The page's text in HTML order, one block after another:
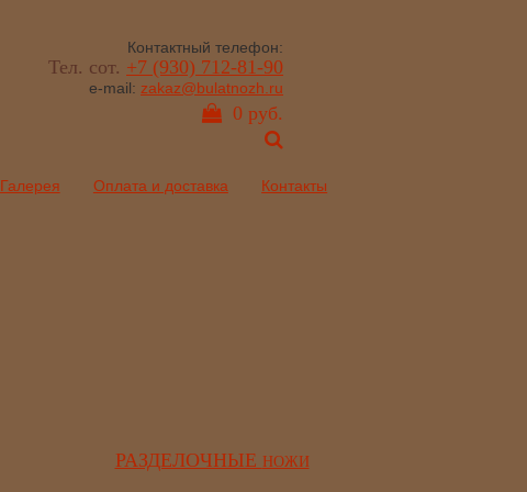
Контактный телефон:
Тел. сот. +7 (930) 712-81-90
e-mail: zakaz@bulatnozh.ru
0 руб.
Галерея Оплата и доставка Контакты
РАЗДЕЛОЧНЫЕ НОЖИ